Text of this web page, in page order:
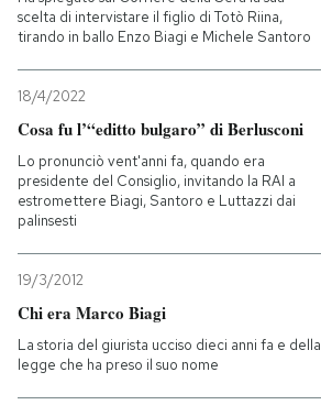
scelta di intervistare il figlio di Totò Riina,
tirando in ballo Enzo Biagi e Michele Santoro
18/4/2022
Cosa fu l’“editto bulgaro” di Berlusconi
Lo pronunciò vent'anni fa, quando era
presidente del Consiglio, invitando la RAI a
estromettere Biagi, Santoro e Luttazzi dai
palinsesti
19/3/2012
Chi era Marco Biagi
La storia del giurista ucciso dieci anni fa e della
legge che ha preso il suo nome